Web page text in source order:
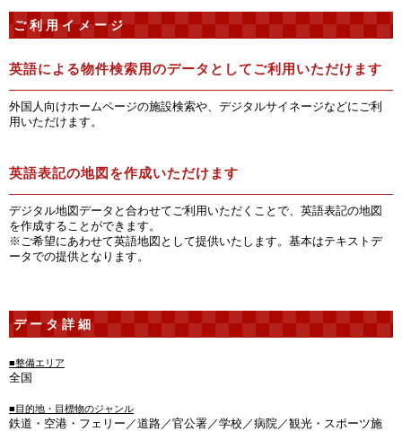
ご利用イメージ
英語による物件検索用のデータとしてご利用いただけます
外国人向けホームページの施設検索や、デジタルサイネージなどにご利
用いただけます。
英語表記の地図を作成いただけます
デジタル地図データと合わせてご利用いただくことで、英語表記の地図
を作成することができます。
※ご希望にあわせて英語地図として提供いたします。基本はテキストデ
ータでの提供となります。
データ詳細
■整備エリア
全国
■目的地・目標物のジャンル
鉄道・空港・フェリー／道路／官公署／学校／病院／観光・スポーツ施